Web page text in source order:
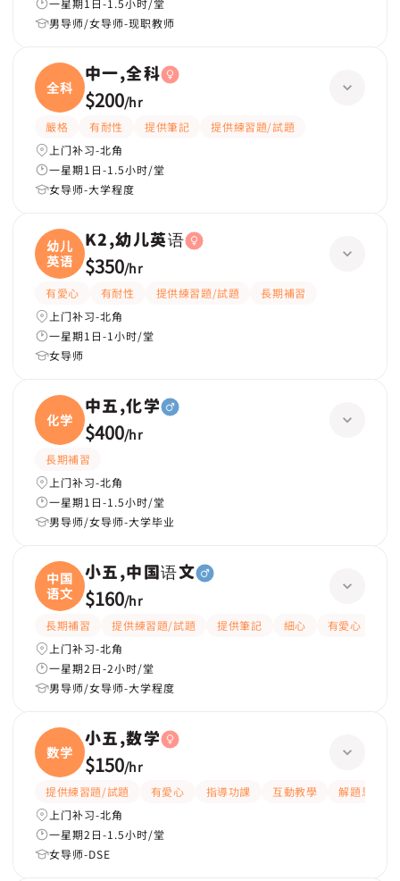
一星期1日-1.5小时/堂
男导师/女导师-现职教师
全科
中一,全科
$200/hr
嚴格 有耐性 提供筆記
提供練習題/試題
上门补习-北角
一星期1日-1.5小时/堂
女导师-大学程度
幼儿
英语
K2,幼儿英语
$350/hr
有愛心 有耐性 提供練習題/試題
長期補習
上门补习-北角
一星期1日-1小时/堂
女导师
化学
中五,化学
$400/hr
長期補習
上门补习-北角
一星期1日-1.5小时/堂
男导师/女导师-大学毕业
中国
语文
小五,中国语文
$160/hr
長期補習 提供練習題/試題 提供筆記 細心 有愛心
上门补习-北角
一星期2日-2小时/堂
男导师/女导师-大学程度
数学
小五,数学
$150/hr
提供練習題/試題 有愛心 指導功課 互動教學
解題思路
上门补习-北角
一星期2日-1.5小时/堂
女导师-DSE